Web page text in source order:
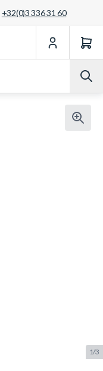
+32(0)3 336 31 60
1/3